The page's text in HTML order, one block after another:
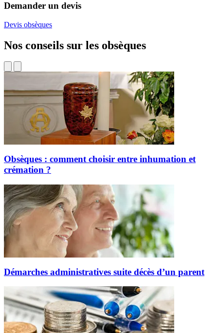
Demander un devis
Devis obsèques
Nos conseils sur les obsèques
Obsèques : comment choisir entre inhumation et
crémation ?
Démarches administratives suite décès d’un parent